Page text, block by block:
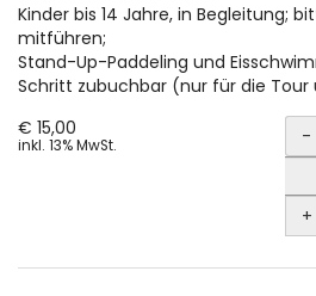
Unkategorisierte
Produkte
Kinder bis 14 Jahre, in Begleitung;
mitführen;
Stand-Up-Paddeling und
Schritt zubuchbar (nur für die Tour
€ 15,00
inkl. 13% MwSt. -
+